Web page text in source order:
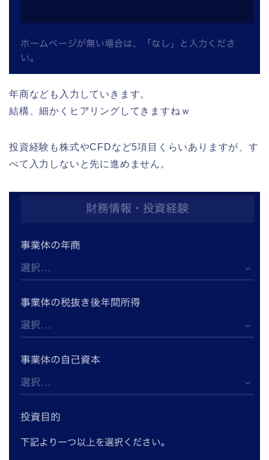
年商なども入力していきます。
結構、細かくヒアリングしてきますねｗ
投資経験も株式やCFDなど5項目くらいありますが、す
べて入力しないと先に進めません。